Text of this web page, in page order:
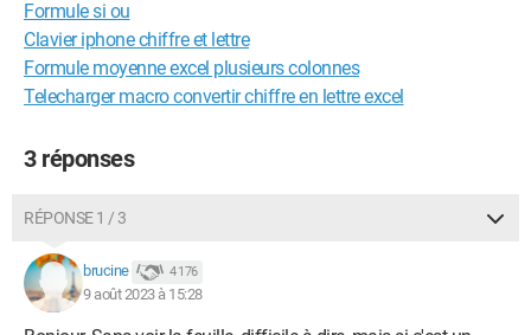
Android / Chrome 115.0.0.0
Formule si ou
Clavier iphone chiffre et lettre
Formule moyenne excel plusieurs colonnes
Telecharger macro convertir chiffre en lettre excel
3 réponses
RÉPONSE 1 / 3
brucine 4 176
9 août 2023 à 15:28